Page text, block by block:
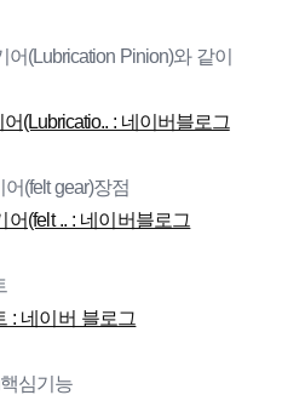
(Lubrication Pinion)와 같이
(Lubricatio.. : 네이버블로그
(felt gear)장점
(felt .. : 네이버블로그
: 네이버 블로그
심기능